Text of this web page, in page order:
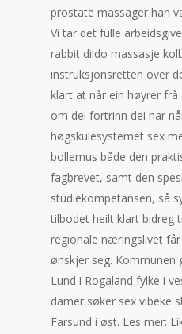
prostate massager han
Vi tar det fulle
rabbit dildo massasje
instruksjonsretten over
klart at når ein høyrer frå
om dei fortrinn dei har
høgskulesystemet sex
bollemus både den
fagbrevet, samt den
studiekompetansen, så
tilbodet heilt klart bidreg
regionale næringslivet
ønskjer seg. Kommunen
Lund i Rogaland fylke i
damer søker sex vibeke
Farsund i øst. Les mer: